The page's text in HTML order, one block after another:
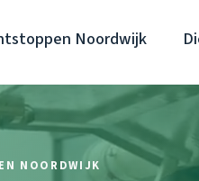
Noordwijk
NOORDWIJK